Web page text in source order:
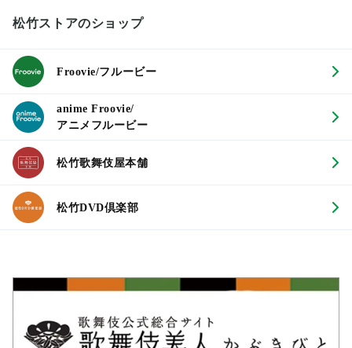
松竹ストアのショップ
Froovie/フルービー
anime Froovie/
アニメフルービー
松竹歌舞伎屋本舗
松竹DVD倶楽部